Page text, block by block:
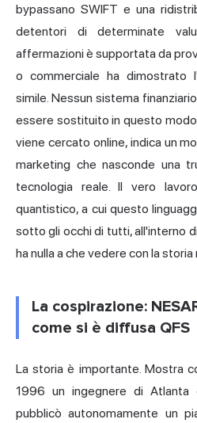
bypassano SWIFT e una
detentori di determinate
affermazioni è supportata da
o commerciale ha dimostrato
simile. Nessun sistema
essere sostituito in questo
viene cercato online, indica un
marketing che nasconde una
tecnologia reale. Il vero
quantistico, a cui questo
sotto gli occhi di tutti, all'interno
ha nulla a che vedere con la
La cospirazione:
come si è diffusa QFS
La storia è importante. Mostra
1996 un ingegnere di Atlanta
pubblicò autonomamente un